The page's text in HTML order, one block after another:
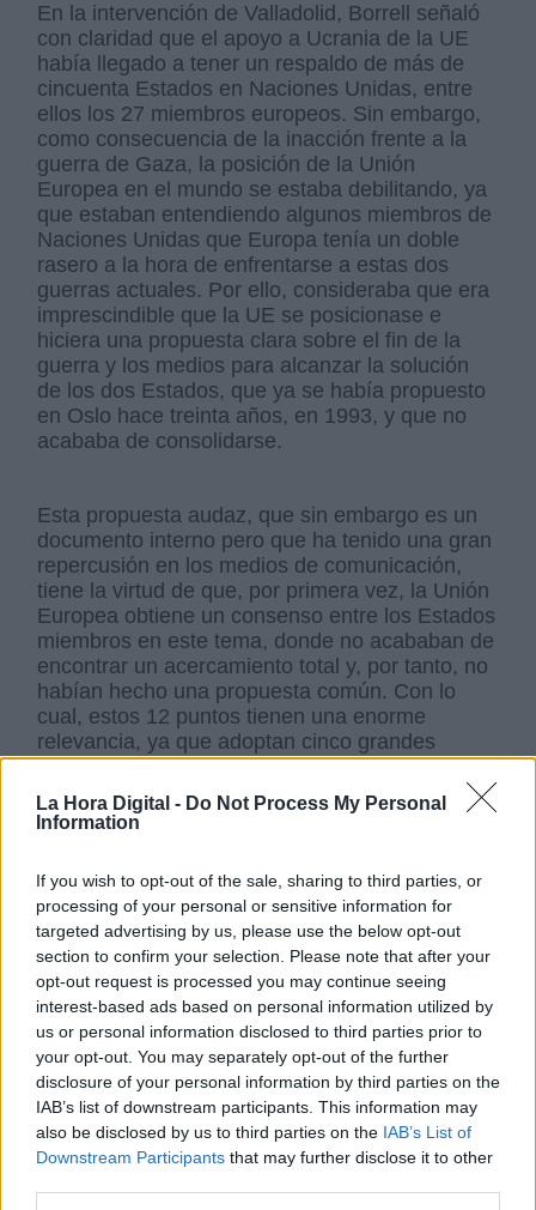
La Hora Digital - Do Not Process My Personal
Information
If you wish to opt-out of the sale, sharing to third parties, or
processing of your personal or sensitive information for
targeted advertising by us, please use the below opt-out
section to confirm your selection. Please note that after your
opt-out request is processed you may continue seeing
interest-based ads based on personal information utilized by
us or personal information disclosed to third parties prior to
your opt-out. You may separately opt-out of the further
disclosure of your personal information by third parties on the
IAB’s list of downstream participants. This information may
also be disclosed by us to third parties on the IAB’s List of
Downstream Participants that may further disclose it to other
En la intervención de Valladolid, Borrell señaló
con claridad que el apoyo a Ucrania de la UE
había llegado a tener un respaldo de más de
cincuenta Estados en Naciones Unidas, entre
ellos los 27 miembros europeos. Sin embargo,
como consecuencia de la inacción frente a la
guerra de Gaza, la posición de la Unión
Europea en el mundo se estaba debilitando, ya
que estaban entendiendo algunos miembros de
Naciones Unidas que Europa tenía un doble
rasero a la hora de enfrentarse a estas dos
guerras actuales. Por ello, consideraba que era
imprescindible que la UE se posicionase e
hiciera una propuesta clara sobre el fin de la
guerra y los medios para alcanzar la solución
de los dos Estados, que ya se había propuesto
en Oslo hace treinta años, en 1993, y que no
acababa de consolidarse.
Esta propuesta audaz, que sin embargo es un
documento interno pero que ha tenido una gran
repercusión en los medios de comunicación,
tiene la virtud de que, por primera vez, la Unión
Europea obtiene un consenso entre los Estados
miembros en este tema, donde no acababan de
encontrar un acercamiento total y, por tanto, no
habían hecho una propuesta común. Con lo
cual, estos 12 puntos tienen una enorme
relevancia, ya que adoptan cinco grandes
prioridades, que son acabar con la guerra de
Gaza, la necesidad de que participen todos los
socios en el proceso, proponer la convocatoria
en el conflicto, que se basa en poner en marcha
la solución de los dos Estados.
La Unión Europea recupera en parte la
credibilidad que estaba perdiendo a nivel
internacional ya que se veía que había dos
actuaciones distintas en Ucrania y en Gaza, y
ahora empiezan a reconciliarse ambas políticas
En el Consejo Europeo del 22 de enero de 2024
se aprobó una decisión importante para Oriente